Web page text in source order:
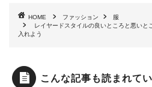
HOME ファッション
服
レイヤードスタイルの良いところと悪いと
入れよう
こんな記事も読まれて